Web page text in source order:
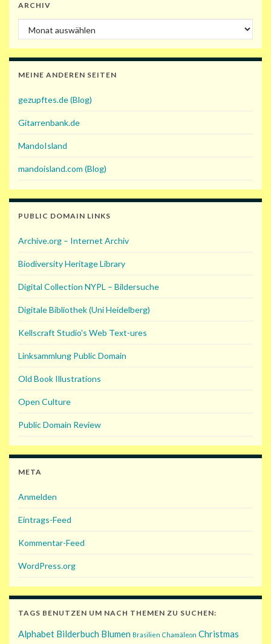
ARCHIV
Archiv
MEINE ANDEREN SEITEN
gezupftes.de (Blog)
Gitarrenbank.de
MandoIsland
mandoisland.com (Blog)
PUBLIC DOMAIN LINKS
Archive.org – Internet Archiv
Biodiversity Heritage Library
Digital Collection NYPL – Bildersuche
Digitale Bibliothek (Uni Heidelberg)
Kellscraft Studio's Web Text-ures
Linksammlung Public Domain
Old Book Illustrations
Open Culture
Public Domain Review
META
Anmelden
Eintrags-Feed
Kommentar-Feed
WordPress.org
TAGS BENUTZEN UM NACH THEMEN ZU SUCHEN:
Alphabet Bilderbuch Blumen Brasilien Chamäleon Christmas